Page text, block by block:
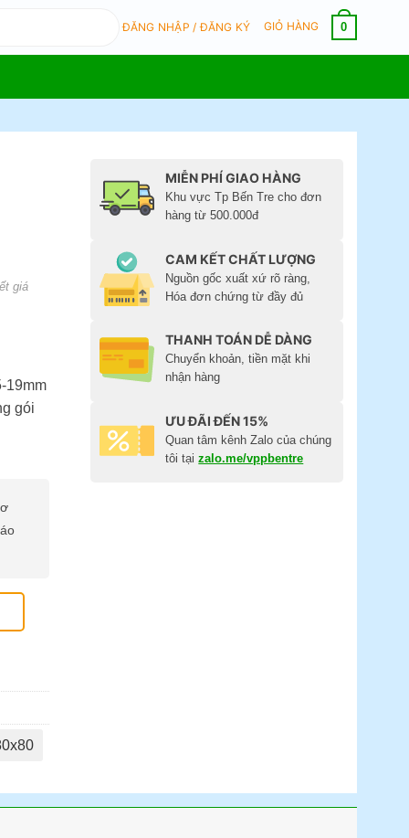
ĐĂNG NHẬP / ĐĂNG KÝ GIỎ HÀNG 0
giá
19mm
gói
MIỄN PHÍ GIAO HÀNG
Khu vực Tp Bến Tre cho đơn
hàng từ 500.000đ
CAM KẾT CHẤT LƯỢNG
Nguồn gốc xuất xứ rõ ràng,
Hóa đơn chứng từ đầy đủ
THANH TOÁN DỄ DÀNG
Chuyển khoản, tiền mặt khi
nhận hàng
ƯU ĐÃI ĐẾN 15%
Quan tâm kênh Zalo của chúng
tôi tạizalo.me/vppbentre